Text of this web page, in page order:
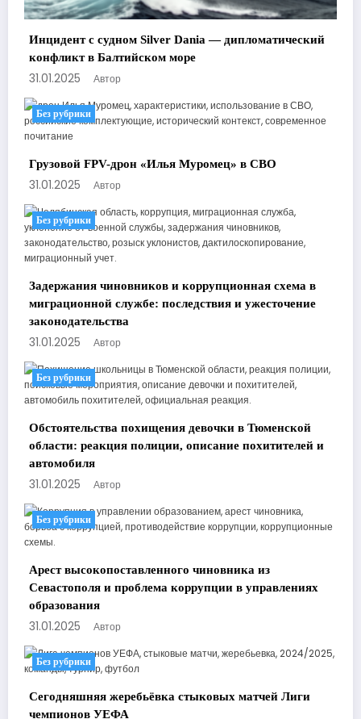
Инцидент с судном Silver Dania — дипломатический
конфликт в Балтийском море
31.01.2025 Автор
Без рубрики
Грузовой FPV-дрон «Илья Муромец» в СВО
31.01.2025 Автор
Без рубрики
Задержания чиновников и коррупционная схема в
миграционной службе: последствия и ужесточение
законодательства
31.01.2025 Автор
Без рубрики
Обстоятельства похищения девочки в Тюменской
области: реакция полиции, описание похитителей и
автомобиля
31.01.2025 Автор
Без рубрики
Арест высокопоставленного чиновника из
Севастополя и проблема коррупции в управлениях
образования
31.01.2025 Автор
Без рубрики
Сегодняшняя жеребьёвка стыковых матчей Лиги
чемпионов УЕФА